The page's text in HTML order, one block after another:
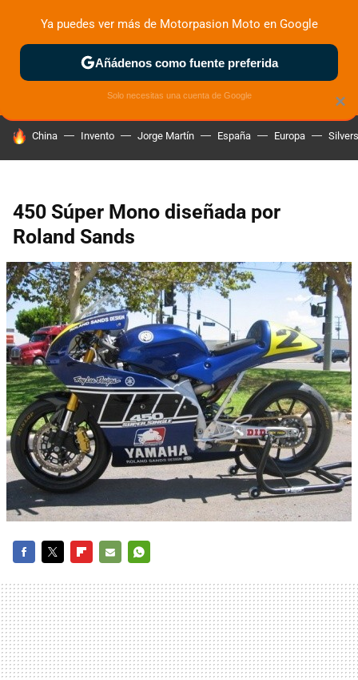
ZONA DE PRUEBAS DEPORTIVAS MOTOS ELÉCTRICAS
HOY SE HABLA DE
China Invento Jorge Martín España Europa
450 Súper Mono diseñada por
Roland Sands
MAIL
×
Ya puedes ver más de Motorpasion Moto en Google
Añádenos como fuente preferida
Solo necesitas una cuenta de Google